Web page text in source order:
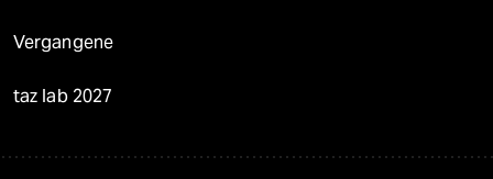
Vergangene
taz lab 2027